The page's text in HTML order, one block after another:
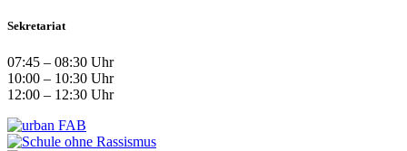
Sekretariat
07:45 – 08:30 Uhr
10:00 – 10:30 Uhr
12:00 – 12:30 Uhr